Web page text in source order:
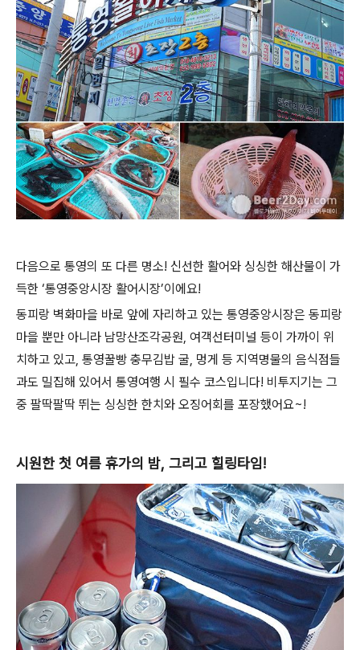
다음으로 통영의 또 다른 명소! 신선한 활어와 싱싱한 해산물이 가
득한 ‘통영중앙시장 활어시장’이에요!
동피랑 벽화마을 바로 앞에 자리하고 있는 통영중앙시장은 동피랑
마을 뿐만 아니라 남망산조각공원, 여객선터미널 등이 가까이 위
치하고 있고, 통영꿀빵 충무김밥 굴, 멍게 등 지역명물의 음식점들
과도 밀집해 있어서 통영여행 시 필수 코스입니다! 비투지기는 그
중 팔딱팔딱 뛰는 싱싱한 한치와 오징어회를 포장했어요~!
시원한 첫 여름 휴가의 밤, 그리고 힐링타임!